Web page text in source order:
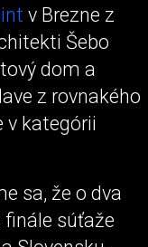
v Brezne z
Šebo
dom a
z rovnakého
v kategórii
sa, že o dva
súťaže